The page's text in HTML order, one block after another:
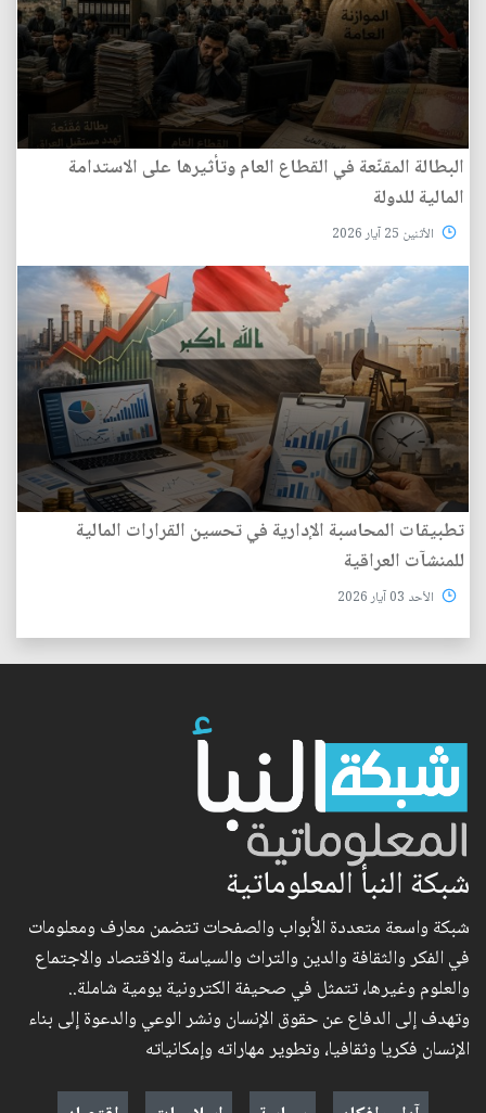
البطالة المقنّعة في القطاع العام وتأثيرها على الاستدامة
المالية للدولة
الأثنين 25 آيار 2026
تطبيقات المحاسبة الإدارية في تحسين القرارات المالية
للمنشآت العراقية
الأحد 03 آيار 2026
شبكة النبأ المعلوماتية
شبكة واسعة متعددة الأبواب والصفحات تتضمن معارف ومعلومات
في الفكر والثقافة والدين والتراث والسياسة والاقتصاد والاجتماع
والعلوم وغيرها، تتمثل في صحيفة الكترونية يومية شاملة..
وتهدف إلى الدفاع عن حقوق الإنسان ونشر الوعي والدعوة إلى بناء
الإنسان فكريا وثقافيا، وتطوير مهاراته وإمكانياته